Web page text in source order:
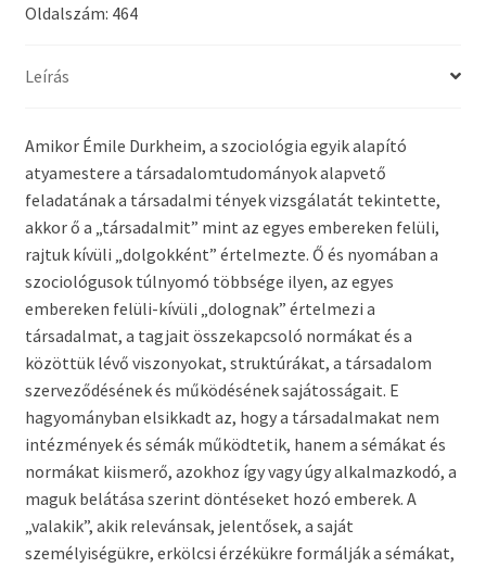
Oldalszám: 464
Leírás
Amikor Émile Durkheim, a szociológia egyik alapító
atyamestere a társadalomtudományok alapvető
feladatának a társadalmi tények vizsgálatát tekintette,
akkor ő a „társadalmit” mint az egyes embereken felüli,
rajtuk kívüli „dolgokként” értelmezte. Ő és nyomában a
szociológusok túlnyomó többsége ilyen, az egyes
embereken felüli-kívüli „dolognak” értelmezi a
társadalmat, a tagjait összekapcsoló normákat és a
közöttük lévő viszonyokat, struktúrákat, a társadalom
szerveződésének és működésének sajátosságait. E
hagyományban elsikkadt az, hogy a társadalmakat nem
intézmények és sémák működtetik, hanem a sémákat és
normákat kiismerő, azokhoz így vagy úgy alkalmazkodó, a
maguk belátása szerint döntéseket hozó emberek. A
„valakik”, akik relevánsak, jelentősek, a saját
személyiségükre, erkölcsi érzékükre formálják a sémákat,